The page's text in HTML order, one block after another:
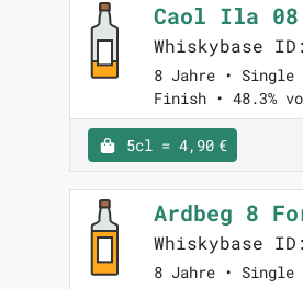
Caol Ila 08
Whiskybase
8 Jahre • Single
Finish • 48.3%
5cl = 4,90 €
Ardbeg 8
Whiskybase
8 Jahre •